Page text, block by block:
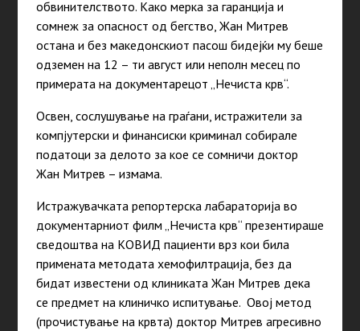
обвинителството. Како мерка за гаранција и
сомнеж за опасност од бегство, Жан Митрев
остана и без македонскиот пасош бидејќи му беше
одземен на 12 – ти август или неполн месец по
примерата на документарецот „Нечиста крв“.
Освен, сослушување на граѓани, истражители за
компјутерски и финансиски криминал собирале
податоци за делото за кое се сомничи доктор
Жан Митрев – измама.
Истражувачката репортерска лабараторија во
документарниот филм „Нечиста крв“ презентираше
сведоштва на КОВИД пациенти врз кои била
примената методата хемофилтрација, без да
бидат известени од клиниката Жан Митрев дека
се предмет на клиничко испитување. Овој метод
(прочистување на крвта) доктор Митрев агресивно